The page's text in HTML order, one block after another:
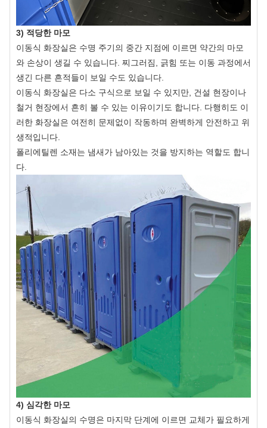
3) 적당한 마모
이동식 화장실은 수명 주기의 중간 지점에 이르면 약간의 마모
와 손상이 생길 수 있습니다. 찌그러짐, 긁힘 또는 이동 과정에서
생긴 다른 흔적들이 보일 수도 있습니다.
이동식 화장실은 다소 구식으로 보일 수 있지만, 건설 현장이나
철거 현장에서 흔히 볼 수 있는 이유이기도 합니다. 다행히도 이
러한 화장실은 여전히 ​​문제없이 작동하며 완벽하게 안전하고 위
생적입니다.
폴리에틸렌 소재는 냄새가 남아있는 것을 방지하는 역할도 합니
다.
4) 심각한 마모
이동식 화장실의 수명은 마지막 단계에 이르면 교체가 필요하게